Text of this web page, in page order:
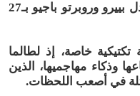
بـ30 هدفًا، فيما يتساوى أليساندرو دل بييرو وروبرتو باجيو بـ27
خاصة، إذ لطالما
وذكاء مهاجميها، الذين
في أصعب اللحظات.